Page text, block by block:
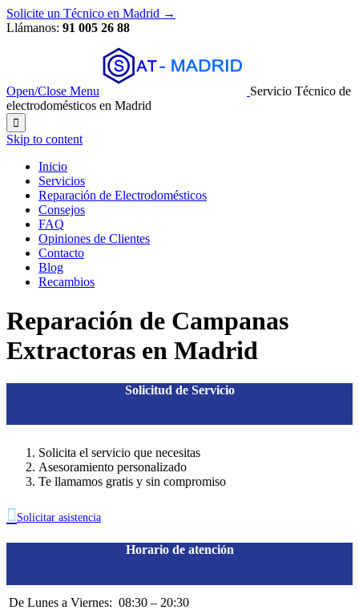
Solicite un Técnico en Madrid →
Llámanos: 91 005 26 88
Open/Close Menu
Servicio Técnico de
electrodomésticos en Madrid

Skip to content
Inicio
Servicios
Reparación de Electrodomésticos
Consejos
FAQ
Opiniones de Clientes
Contacto
Blog
Recambios
Reparación de Campanas
Extractoras en Madrid
Solicitud de Servicio
Solicita el servicio que necesitas
Asesoramiento personalizado
Te llamamos gratis y sin compromiso
 Solicitar asistencia
Horario de atención
De Lunes a Viernes: 08:30 – 20:30